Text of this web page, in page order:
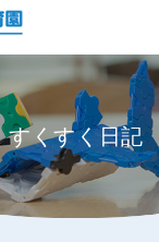
すくすく日記